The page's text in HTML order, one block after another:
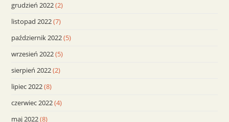
grudzień 2022(2)
listopad 2022(7)
październik 2022(5)
wrzesień 2022(5)
sierpień 2022(2)
lipiec 2022(8)
czerwiec 2022(4)
maj 2022(8)